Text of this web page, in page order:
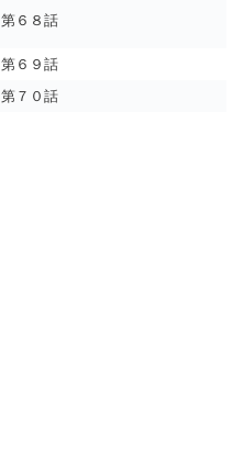
第６８話
第６９話
第７０話